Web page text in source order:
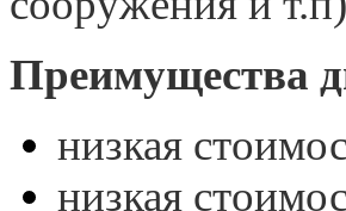
Преимущества
низкая
низкая